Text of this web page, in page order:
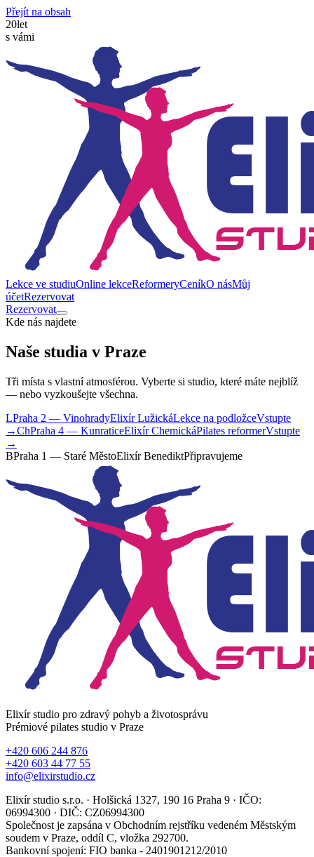
Přejít na obsah
20let
s vámi
Lekce ve studiuOnline lekceReformeryCeníkO násMůj
účetRezervovat
Rezervovat
Kde nás najdete
Naše studia v Praze
Tři místa s vlastní atmosférou. Vyberte si studio, které máte nejblíž
— nebo vyzkoušejte všechna.
LPraha 2 — VinohradyElixír LužickáLekce na podložceVstupte
→ChPraha 4 — KunraticeElixír ChemickáPilates reformerVstupte
→
BPraha 1 — Staré MěstoElixír BenediktPřipravujeme
Elixír studio pro zdravý pohyb a životosprávu
Prémiové pilates studio v Praze
+420 606 244 876
+420 603 44 77 55
info@elixirstudio.cz
Elixír studio s.r.o. · Holšická 1327, 190 16 Praha 9 · IČO:
06994300 · DIČ: CZ06994300
Společnost je zapsána v Obchodním rejstříku vedeném Městským
soudem v Praze, oddíl C, vložka 292700.
Bankovní spojení: FIO banka - 2401901212/2010